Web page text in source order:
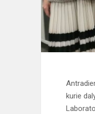
kurie